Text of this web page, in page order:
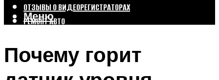
ОТЗЫВЫ О ВИДЕОРЕГИСТРАТОРАХ
РЕМОНТ АВТО
Меню
Почему горит